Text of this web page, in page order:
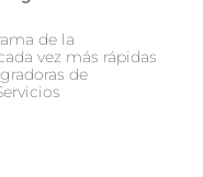
de la
vez más rápidas
de